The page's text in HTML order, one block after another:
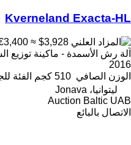
Kverneland Exacta-HL
≈ $3,928
آلة رش الأسمدة - ماكينة توزيع
2016
الوزن الصافي 510 كجم الفئة
ليتوانيا، Jonava
Auction Baltic UAB
الاتصال بالبائع